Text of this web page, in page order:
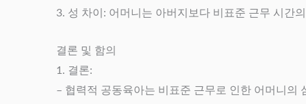
3. 성 차이: 어머니는 아버지보다 비표준 근무 시간
결론 및 함의
1. 결론:
– 협력적 공동육아는 비표준 근무로 인한 어머니의